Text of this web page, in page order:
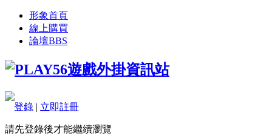
形象首頁
線上購買
論壇BBS
登錄 | 立即註冊
請先登錄後才能繼續瀏覽